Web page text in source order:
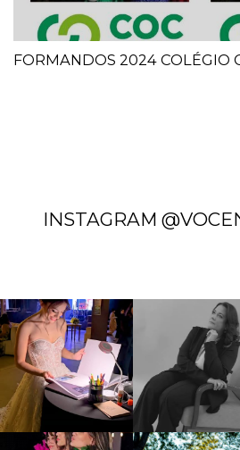
FORMANDOS 2024 COLÉGIO
INSTAGRAM